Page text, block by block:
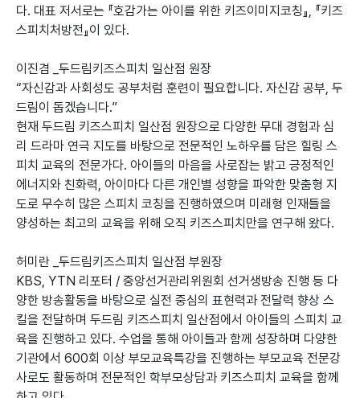
다. 대표 저서로는 『호감가는 아이를 위한 키즈이미지코칭』, 『키즈
스피치처방전』이 있다.
이진겸 _두드림키즈스피치 일산점 원장
“자신감과 사회성도 공부처럼 훈련이 필요합니다. 자신감 공부, 두
드림이 돕겠습니다.”
현재 두드림 키즈스피치 일산점 원장으로 다양한 무대 경험과 심
리 드라마 연극 지도를 바탕으로 전문적인 노하우를 담은 힐링 스
피치 교육의 전문가다. 아이들의 마음을 사로잡는 밝고 긍정적인
에너지와 친화력, 아이마다 다른 개인별 성향을 파악한 맞춤형 지
도로 무수히 많은 스피치 코칭을 진행하였으며 미래형 인재들을
양성하는 최고의 교육을 위해 오직 키즈스피치만을 연구해 왔다.
허미란 _두드림키즈스피치 일산점 부원장
KBS, YTN 리포터 / 중앙선거관리위원회 선거생방송 진행 등 다
양한 방송활동을 바탕으로 실전 중심의 표현력과 전달력 향상 스
킬을 전달하며 두드림 키즈스피치 일산점에서 아이들의 스피치 교
육을 진행하고 있다. 수업을 통해 아이들과 함께 성장하며 다양한
기관에서 600회 이상 부모교육특강을 진행하는 부모교육 전문강
사로도 활동하며 전문적인 학부모상담과 키즈스피치 교육을 함께